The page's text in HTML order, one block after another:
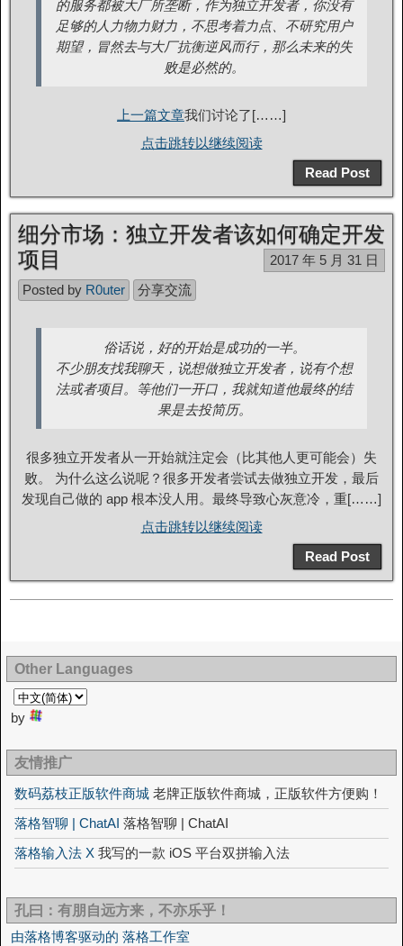
的服务都被大厂所垄断，作为独立开发者，你没有
足够的人力物力财力，不思考着力点、不研究用户
期望，冒然去与大厂抗衡逆风而行，那么未来的失
败是必然的。
上一篇文章我们讨论了[……]
点击跳转以继续阅读
Read Post
细分市场：独立开发者该如何确定开发
项目
2017 年 5 月 31 日
Posted by R0uter 分享交流
俗话说，好的开始是成功的一半。
不少朋友找我聊天，说想做独立开发者，说有个想
法或者项目。等他们一开口，我就知道他最终的结
果是去投简历。
很多独立开发者从一开始就注定会（比其他人更可能会）失
败。 为什么这么说呢？很多开发者尝试去做独立开发，最后
发现自己做的 app 根本没人用。最终导致心灰意冷，重[……]
点击跳转以继续阅读
Read Post
Other Languages
by
友情推广
数码荔枝正版软件商城 老牌正版软件商城，正版软件方便购！
落格智聊 | ChatAI 落格智聊 | ChatAI
落格输入法 X 我写的一款 iOS 平台双拼输入法
孔曰：有朋自远方来，不亦乐乎！
由落格博客驱动的 落格工作室